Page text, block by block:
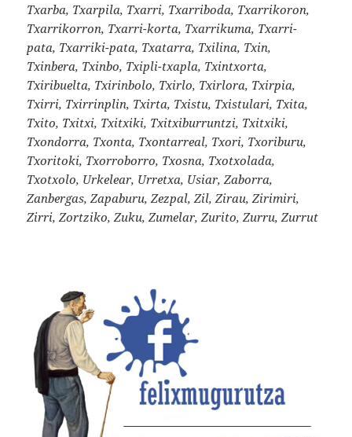
Txarba, Txarpila, Txarri, Txarriboda, Txarrikoron,
Txarrikorron, Txarri-korta, Txarrikuma, Txarri-
pata, Txarriki-pata, Txatarra, Txilina, Txin,
Txinbera, Txinbo, Txipli-txapla, Txintxorta,
Txiribuelta, Txirinbolo, Txirlo, Txirlora, Txirpia,
Txirri, Txirrinplin, Txirta, Txistu, Txistulari, Txita,
Txito, Txitxi, Txitxiki, Txitxiburruntzi, Txitxiki,
Txondorra, Txonta, Txontarreal, Txori, Txoriburu,
Txoritoki, Txorroborro, Txosna, Txotxolada,
Txotxolo, Urkelear, Urretxa, Usiar, Zaborra,
Zanbergas, Zapaburu, Zezpal, Zil, Zirau, Zirimiri,
Zirri, Zortziko, Zuku, Zumelar, Zurito, Zurru, Zurrut